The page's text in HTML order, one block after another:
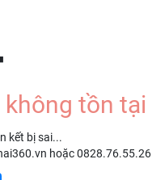
không tồn tại
kết bị sai...
hoặc 0828.76.55.26